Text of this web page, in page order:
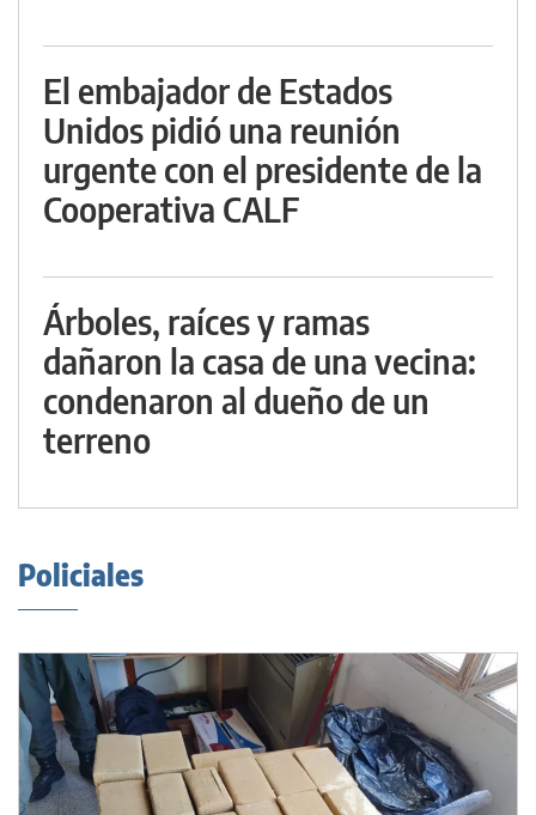
El embajador de Estados
Unidos pidió una reunión
urgente con el presidente de la
Cooperativa CALF
Árboles, raíces y ramas
dañaron la casa de una vecina:
condenaron al dueño de un
terreno
Policiales